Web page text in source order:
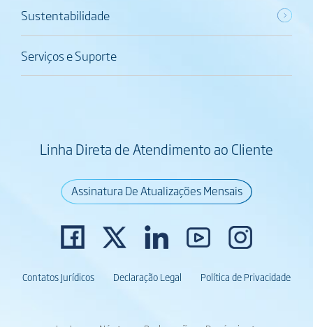
Sustentabilidade
Serviços e Suporte
Linha Direta de Atendimento ao Cliente
Assinatura De Atualizações Mensais
Contatos Jurídicos Declaração Legal Política de Privacidade